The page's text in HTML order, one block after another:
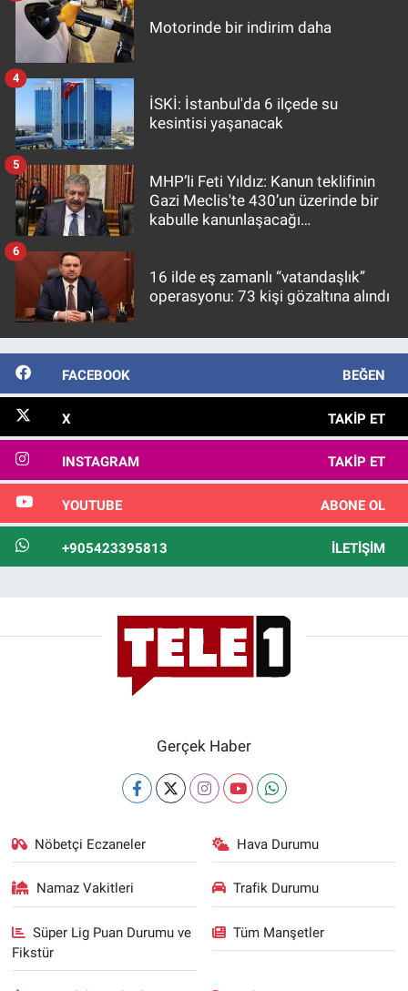
Motorinde bir indirim daha
İSKİ: İstanbul'da 6 ilçede su
kesintisi yaşanacak
4
MHP’li Feti Yıldız: Kanun teklifinin
Gazi Meclis'te 430’un üzerinde bir
kabulle kanunlaşacağı
5
16 ilde eş zamanlı “vatandaşlık”
operasyonu: 73 kişi gözaltına alındı
6
FACEBOOK BEĞEN
X TAKIP ET
INSTAGRAM TAKIP ET
YOUTUBE ABONE OL
+905423395813 İLETIŞIM
Gerçek Haber
Nöbetçi Eczaneler Hava Durumu
Namaz Vakitleri Trafik Durumu
Süper Lig Puan Durumu ve
Fikstür
Tüm Manşetler